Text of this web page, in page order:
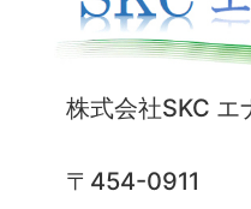
株式会社SKC エ
〒454-0911